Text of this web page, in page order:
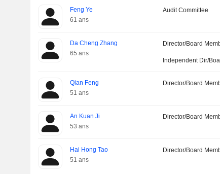
Feng Ye
61 ans
Audit Committee
Da Cheng Zhang
65 ans
Director/Board
Independent Dir/
Qian Feng
51 ans
Director/Board
An Kuan Ji
53 ans
Director/Board
Hai Hong Tao
51 ans
Director/Board